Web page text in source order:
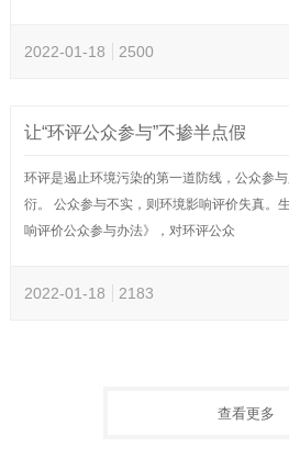
2022-01-18 2500
让“环评公众参与”不掺半点假
环评是遏止环境污染的第一道防线，公众参
衍。 公众参与不实，则环境影响评价失真。
响评价公众参与办法》，对环评公众
2022-01-18 2183
查看更多